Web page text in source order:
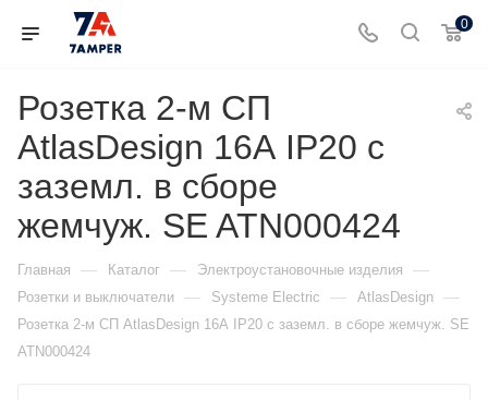
0
Розетка 2-м СП
AtlasDesign 16А IP20 с
заземл. в сборе
жемчуж. SE ATN000424
Главная — Каталог — Электроустановочные изделия —
Розетки и выключатели — Systeme Electric — AtlasDesign —
Розетка 2-м СП AtlasDesign 16А IP20 с заземл. в сборе жемчуж. SE
ATN000424